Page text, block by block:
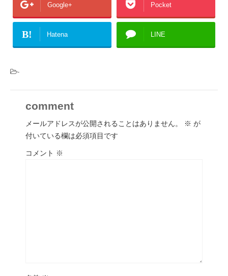
Google+ Pocket
B! Hatena LINE
-
comment
メールアドレスが公開されることはありません。 ※ が
付いている欄は必須項目です
コメント ※